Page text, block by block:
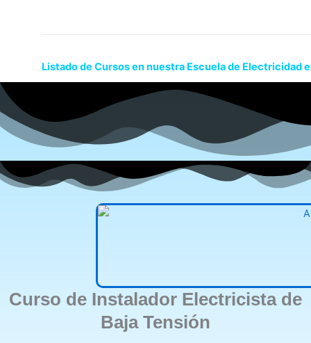
Listado de Cursos en nuestra Escuela de Electricidad
Curso de Instalador Electricista de
Baja Tensión